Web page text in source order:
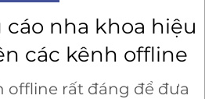
cáo nha khoa hiệu
các kênh offline
offline rất đáng để đưa